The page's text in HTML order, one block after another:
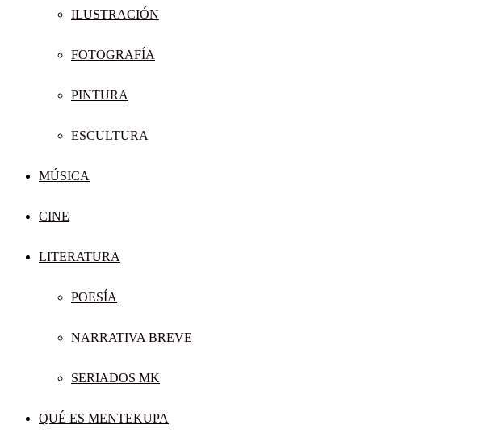
ILUSTRACIÓN
FOTOGRAFÍA
PINTURA
ESCULTURA
MÚSICA
CINE
LITERATURA
POESÍA
NARRATIVA BREVE
SERIADOS MK
QUÉ ES MENTEKUPA